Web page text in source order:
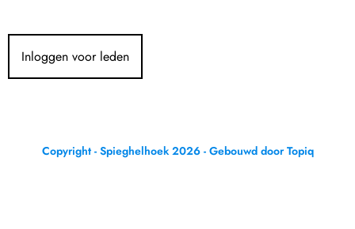
Inloggen voor leden
Copyright - Spieghelhoek 2026 - Gebouwd door Topiq